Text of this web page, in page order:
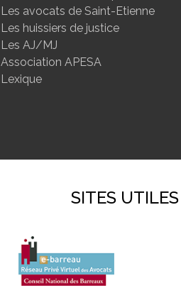
Les avocats de Saint-Etienne
Les huissiers de justice
Les AJ/MJ
Association APESA
Lexique
SITES UTILES